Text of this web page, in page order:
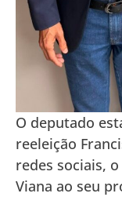
O deputado
reeleição
redes sociais,
Viana ao seu